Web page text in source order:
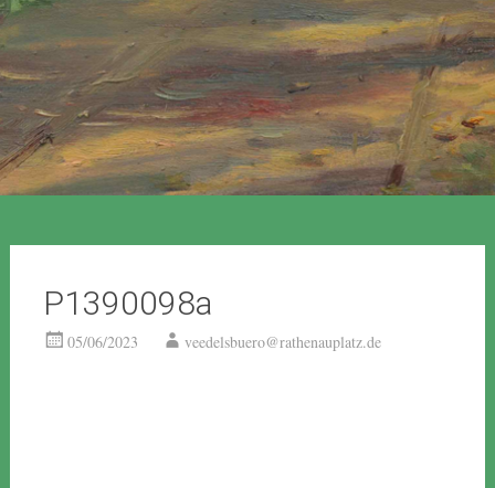
P1390098a
05/06/2023 veedelsbuero@rathenauplatz.de